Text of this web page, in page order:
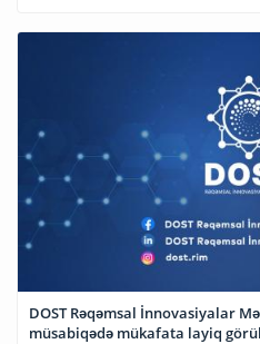
DOST Rəqəmsal İnnovasiyalar
müsabiqədə mükafata layiq